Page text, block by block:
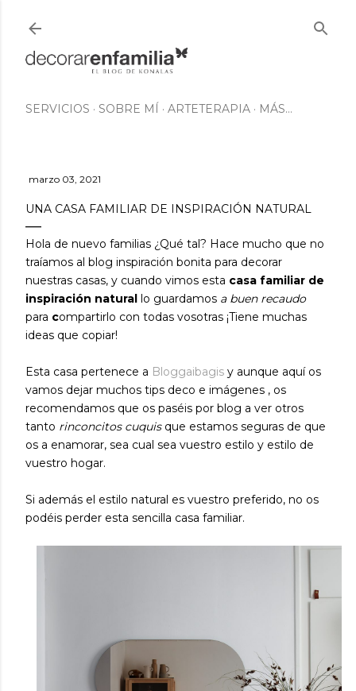
SERVICIOS SOBRE MÍ ARTETERAPIA MÁS…
marzo 03, 2021
UNA CASA FAMILIAR DE INSPIRACIÓN NATURAL
Hola de nuevo familias ¿Qué tal? Hace mucho que no
traíamos al blog inspiración bonita para decorar
nuestras casas, y cuando vimos esta casa familiar de
inspiración natural lo guardamos a buen recaudo
para compartirlo con todas vosotras ¡Tiene muchas
ideas que copiar!
Esta casa pertenece a Bloggaibagis y aunque aquí os
vamos dejar muchos tips deco e imágenes , os
recomendamos que os paséis por blog a ver otros
tanto rinconcitos cuquisque estamos seguras de que
os a enamorar, sea cual sea vuestro estilo y estilo de
vuestro hogar.
Si además el estilo natural es vuestro preferido, no os
podéis perder esta sencilla casa familiar.